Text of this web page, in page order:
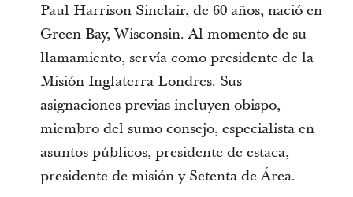
Paul Harrison Sinclair, de 60 años, nació en
Green Bay, Wisconsin. Al momento de su
llamamiento, servía como presidente de la
Misión Inglaterra Londres. Sus
asignaciones previas incluyen obispo,
miembro del sumo consejo, especialista en
asuntos públicos, presidente de estaca,
presidente de misión y Setenta de Área.